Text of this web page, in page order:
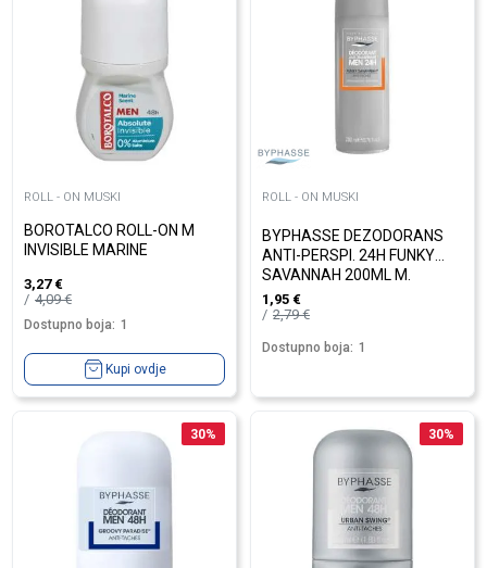
ROLL - ON MUSKI
BOROTALCO ROLL-ON M
INVISIBLE MARINE
3,27 €
4,09€
Dostupno boja: 1
Kupi ovdje
ROLL - ON MUSKI
BYPHASSE DEZODORANS
ANTI-PERSPI. 24H FUNKY
SAVANNAH 200ML M.
1,95 €
2,79€
Dostupno boja: 1
30% 30%